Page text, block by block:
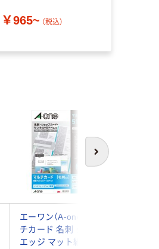
￥965~ （税込）
次へ
エーワン（A-one）マル
チカード 名刺 クリア
エッジ マット紙 フチ